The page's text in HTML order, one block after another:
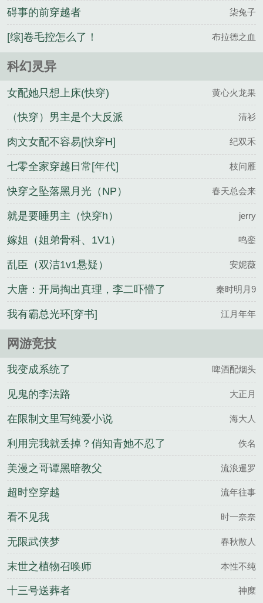
碍事的前穿越者 柒兔子
[综]卷毛控怎么了！ 布拉德之血
科幻灵异
女配她只想上床(快穿) 黄心火龙果
（快穿）男主是个大反派 清衫
肉文女配不容易[快穿H] 纪双禾
七零全家穿越日常[年代] 枝问雁
快穿之坠落黑月光（NP） 春天总会来
就是要睡男主（快穿h） jerry
嫁姐（姐弟骨科、1V1） 鸣銮
乱臣（双洁1v1悬疑） 安妮薇
大唐：开局掏出真理，李二吓懵了 秦时明月9
我有霸总光环[穿书] 江月年年
网游竞技
我变成系统了 啤酒配烟头
见鬼的李法路 大正月
在限制文里写纯爱小说 海大人
利用完我就丢掉？俏知青她不忍了 佚名
美漫之哥谭黑暗教父 流浪暹罗
超时空穿越 流年往事
看不见我 时一奈奈
无限武侠梦 春秋散人
末世之植物召唤师 本性不纯
十三号送葬者 神糜